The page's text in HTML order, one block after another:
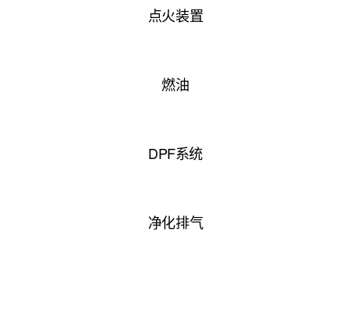
点火装置
燃油
DPF系统
净化排气